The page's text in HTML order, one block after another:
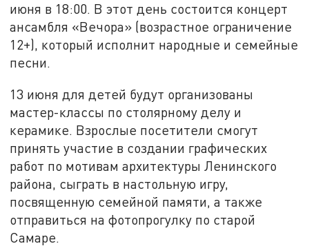
июня в 18:00. В этот день состоится концерт
ансамбля «Вечора» (возрастное ограничение
12+), который исполнит народные и семейные
песни.
13 июня для детей будут организованы
мастер-классы по столярному делу и
керамике. Взрослые посетители смогут
принять участие в создании графических
работ по мотивам архитектуры Ленинского
района, сыграть в настольную игру,
посвященную семейной памяти, а также
отправиться на фотопрогулку по старой
Самаре.